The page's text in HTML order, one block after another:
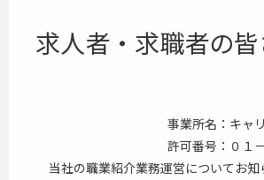
求人者・求職者の
事業所名：キャ
許可番号：０１
当社の職業紹介業務運営についてお知